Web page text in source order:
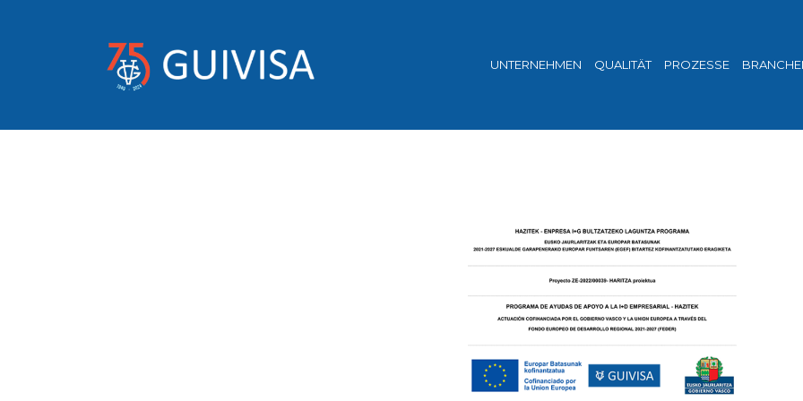
UNTERNEHMEN QUALITÄT PROZESSE